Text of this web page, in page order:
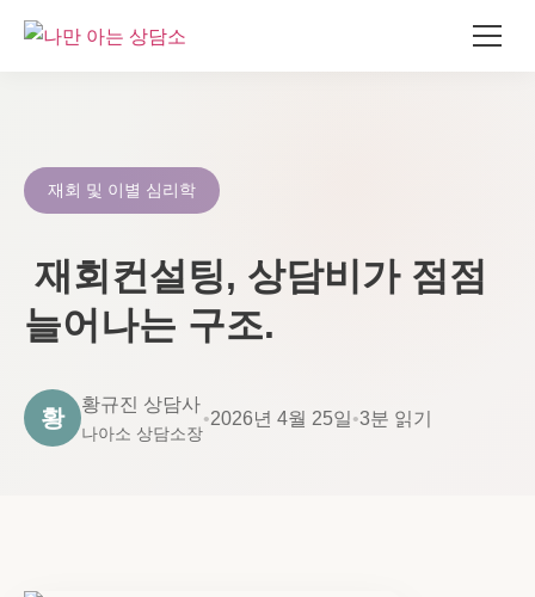
재회 및 이별 심리학
재회컨설팅, 상담비가 점점
늘어나는 구조.
황
황규진 상담사
나아소 상담소장
•2026년 4월 25일•3분 읽기